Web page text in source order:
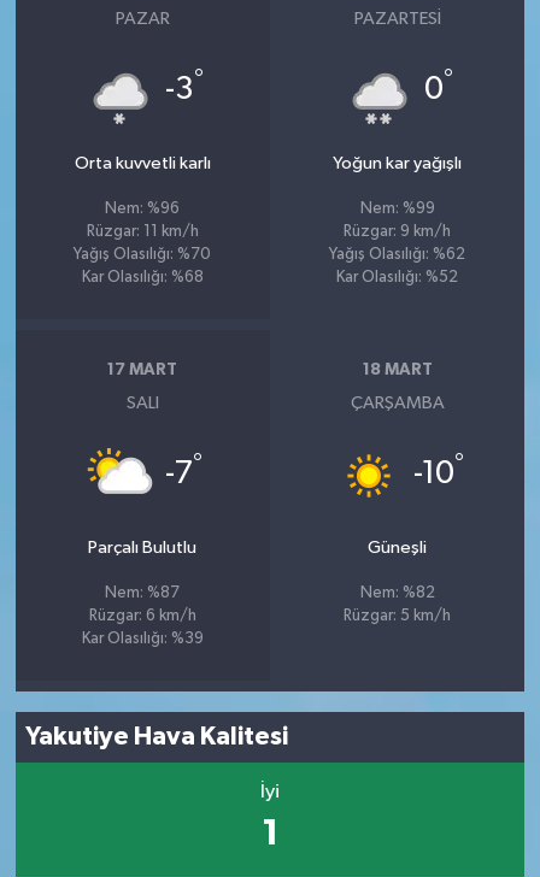
PAZAR
-3°
Orta kuvvetli karlı
Nem: %96
Rüzgar: 11 km/h
Yağış Olasılığı: %70
Kar Olasılığı: %68
PAZARTESI
0°
Yoğun kar yağışlı
Nem: %99
Rüzgar: 9 km/h
Yağış Olasılığı: %62
Kar Olasılığı: %52
17 MART
SALI
-7°
Parçalı Bulutlu
Nem: %87
Rüzgar: 6 km/h
Kar Olasılığı: %39
18 MART
ÇARŞAMBA
-10°
Güneşli
Nem: %82
Rüzgar: 5 km/h
Yakutiye Hava Kalitesi
İyi
1